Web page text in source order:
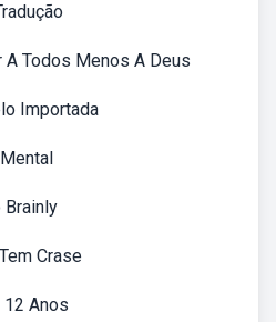
A Todos Menos A Deus
Importada
Brainly
Crase
Anos